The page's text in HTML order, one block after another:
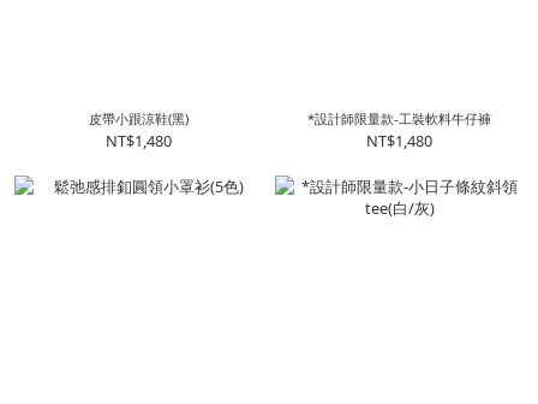
皮帶小跟涼鞋(黑)
NT$1,480
*設計師限量款-工裝軟料牛仔褲
NT$1,480